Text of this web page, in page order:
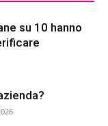
su 10 hanno